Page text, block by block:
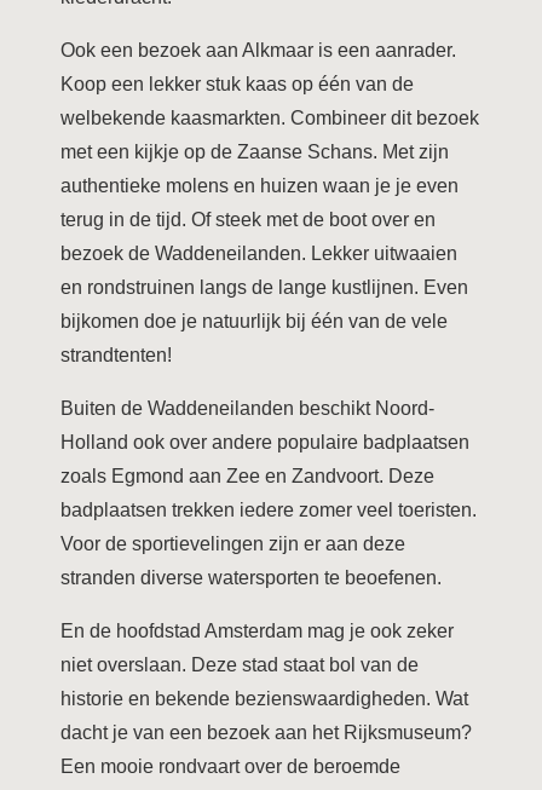
Ook een bezoek aan Alkmaar is een aanrader.
Koop een lekker stuk kaas op één van de
welbekende kaasmarkten. Combineer dit bezoek
met een kijkje op de Zaanse Schans. Met zijn
authentieke molens en huizen waan je je even
terug in de tijd. Of steek met de boot over en
bezoek de Waddeneilanden. Lekker uitwaaien
en rondstruinen langs de lange kustlijnen. Even
bijkomen doe je natuurlijk bij één van de vele
strandtenten!
Buiten de Waddeneilanden beschikt Noord-
Holland ook over andere populaire badplaatsen
zoals Egmond aan Zee en Zandvoort. Deze
badplaatsen trekken iedere zomer veel toeristen.
Voor de sportievelingen zijn er aan deze
stranden diverse watersporten te beoefenen.
En de hoofdstad Amsterdam mag je ook zeker
niet overslaan. Deze stad staat bol van de
historie en bekende bezienswaardigheden. Wat
dacht je van een bezoek aan het Rijksmuseum?
Een mooie rondvaart over de beroemde